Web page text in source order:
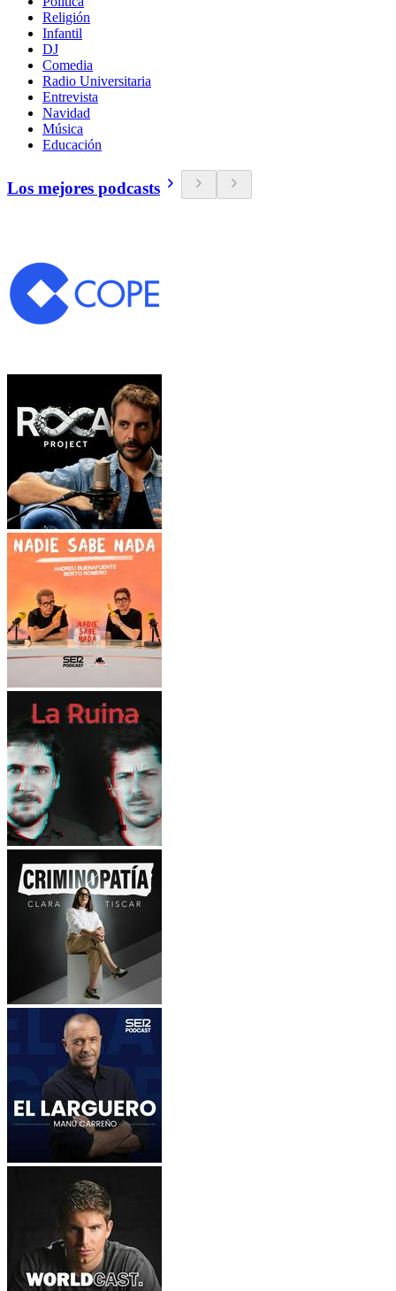
Religión
Infantil
DJ
Comedia
Radio Universitaria
Entrevista
Navidad
Música
Educación
Los mejores podcasts